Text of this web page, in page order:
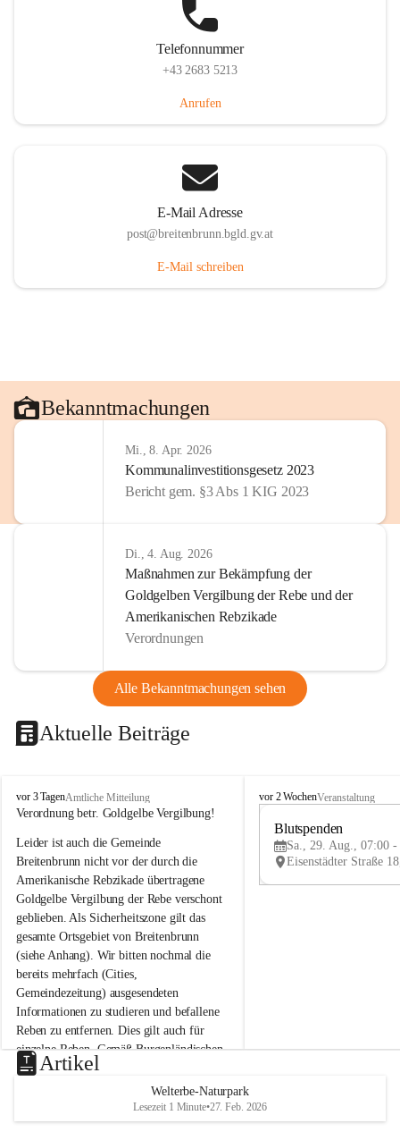
Telefonnummer
+43 2683 5213
Anrufen
E-Mail Adresse
post@breitenbrunn.bgld.gv.at
E-Mail schreiben
Bekanntmachungen
Mi., 8. Apr. 2026
Kommunalinvestitionsgesetz 2023
Bericht gem. §3 Abs 1 KIG 2023
Di., 4. Aug. 2026
Maßnahmen zur Bekämpfung der
Goldgelben Vergilbung der Rebe und der
Amerikanischen Rebzikade
Verordnungen
Alle Bekanntmachungen sehen
Aktuelle Beiträge
B
r
i
t
e
n
b
r
u
n
n
a
m
N
e
u
s
d
vor 3 TagenAmtliche Mitteilung
Verordnung betr. Goldgelbe Vergilbung!
Leider ist auch die Gemeinde
Breitenbrunn nicht vor der durch die
Amerikanische Rebzikade übertragene
Goldgelbe Vergilbung der Rebe verschont
geblieben. Als Sicherheitszone gilt das
gesamte Ortsgebiet von Breitenbrunn
(siehe Anhang). Wir bitten nochmal die
bereits mehrfach (Cities,
Gemeindezeitung) ausgesendeten
Informationen zu studieren und befallene
Reben zu entfernen. Dies gilt auch für
einzelne Reben. Gemäß Burgenländischen
Weinbaugesetz sind nicht gepflegte oder
unzulässige Weingärten zu roden! Bitte
helfen wir zusammen um unsere Winzer
vor den prognostizierten Ernteausfällen
B
e
u
e
d
vor 2 WochenVeranstaltung
Blutspenden
Sa., 29. Aug., 07:00 -
Artikel
Welterbe-Naturpark
Lesezeit 1 Minute•27. Feb. 2026